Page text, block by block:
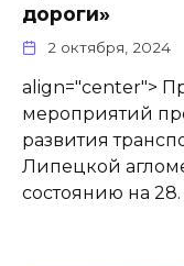
дороги»
2 октября, 2024
align="center">
мероприятий
развития
Липецкой
состоянию на 28.